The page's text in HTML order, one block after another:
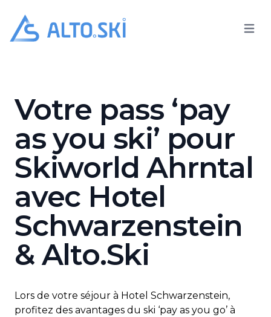
Alto.Ski Open
Votre pass ‘pay
as you ski’ pour
Skiworld Ahrntal
avec Hotel
Schwarzenstein
& Alto.Ski
Lors de votre séjour à Hotel Schwarzenstein,
profitez des avantages du ski ‘pay as you go’ à